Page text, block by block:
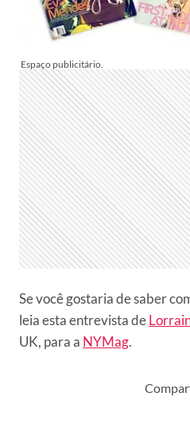
Se você gostaria de saber
leia esta entrevista de
UK, para a NYMag.